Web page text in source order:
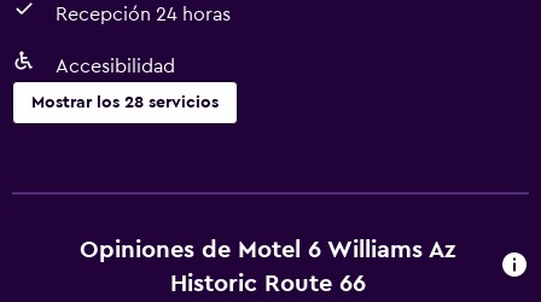
Recepción 24 horas
Accesibilidad
Mostrar los 28 servicios
Internet
Opiniones de Motel 6 Williams Az
Historic Route 66